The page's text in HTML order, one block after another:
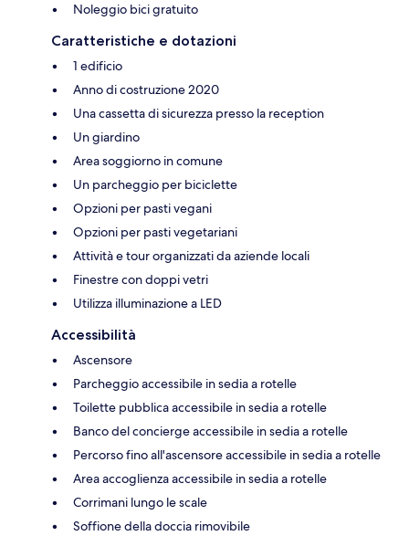
Noleggio bici gratuito
Caratteristiche e dotazioni
1 edificio
Anno di costruzione 2020
Una cassetta di sicurezza presso la reception
Un giardino
Area soggiorno in comune
Un parcheggio per biciclette
Opzioni per pasti vegani
Opzioni per pasti vegetariani
Attività e tour organizzati da aziende locali
Finestre con doppi vetri
Utilizza illuminazione a LED
Accessibilità
Ascensore
Parcheggio accessibile in sedia a rotelle
Toilette pubblica accessibile in sedia a rotelle
Banco del concierge accessibile in sedia a rotelle
Percorso fino all'ascensore accessibile in sedia a rotelle
Area accoglienza accessibile in sedia a rotelle
Corrimani lungo le scale
Soffione della doccia rimovibile